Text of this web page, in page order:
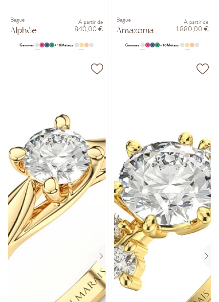
Bague
Alphée
À partir de
840,00 €
Gemmes + 10Métaux
Bague
Amazonia
À partir de
1 880,00 €
Gemmes + 10Métaux